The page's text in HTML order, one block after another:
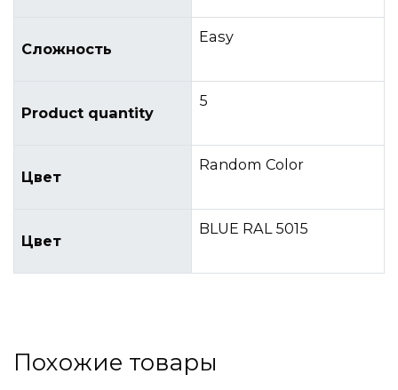
Сложность
Easy
Product quantity
5
Цвет
Random Color
Цвет
BLUE RAL 5015
Похожие товары